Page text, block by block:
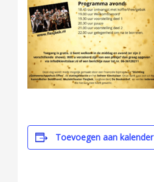
Toevoegen aan kalender